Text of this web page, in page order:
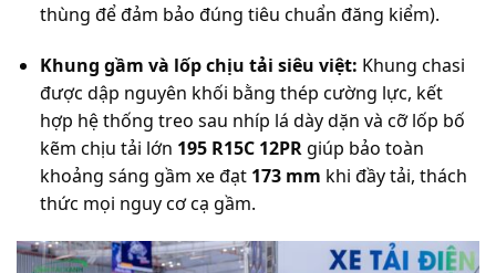
thùng để đảm bảo đúng tiêu chuẩn đăng kiểm).
Khung gầm và lốp chịu tải siêu việt: Khung chasi
được dập nguyên khối bằng thép cường lực, kết
hợp hệ thống treo sau nhíp lá dày dặn và cỡ lốp bố
kẽm chịu tải lớn 195 R15C 12PRgiúp bảo toàn
khoảng sáng gầm xe đạt 173 mm khi đầy tải, thách
thức mọi nguy cơ cạ gầm.